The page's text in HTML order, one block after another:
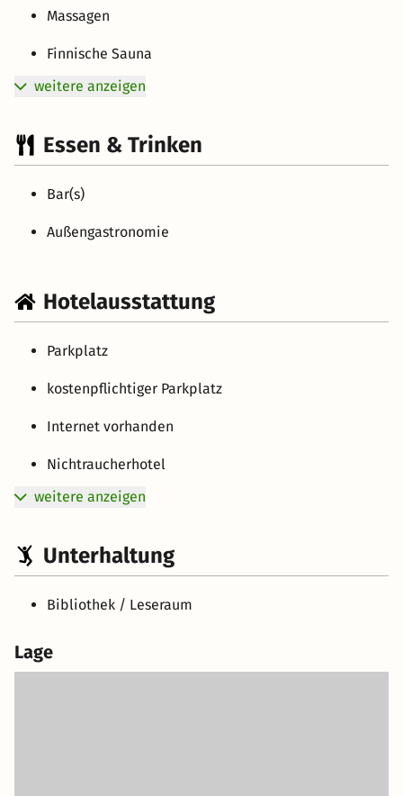
Massagen
Finnische Sauna
weitere anzeigen
Essen & Trinken
Bar(s)
Außengastronomie
Hotelausstattung
Parkplatz
kostenpflichtiger Parkplatz
Internet vorhanden
Nichtraucherhotel
weitere anzeigen
Unterhaltung
Bibliothek / Leseraum
Lage